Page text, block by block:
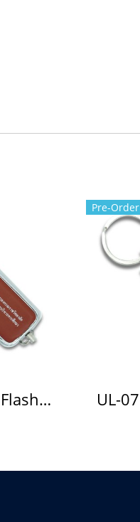
UL-08 Leather Flash Drive แฟลชไดร์ฟหนัง
Pre-Order